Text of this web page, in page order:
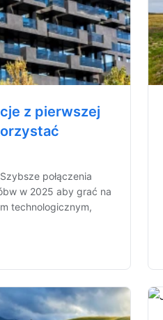
z pierwszej
połączenia
w 2025 aby grać na
technologicznym,